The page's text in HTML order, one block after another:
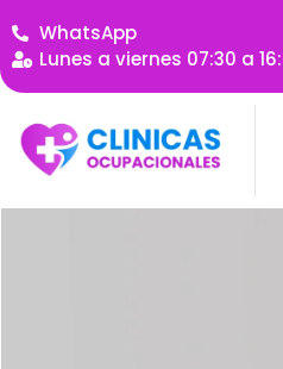
WhatsApp
Lunes a viernes 07:30 a